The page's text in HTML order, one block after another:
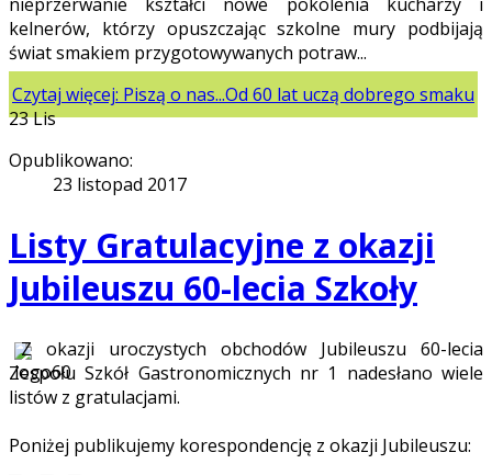
kelnerów, którzy opuszczając szkolne mury podbijają
świat smakiem przygotowywanych potraw...
Czytaj więcej: Piszą o nas...Od 60 lat uczą dobrego smaku
23Lis
Opublikowano:
23 listopad 2017
Listy Gratulacyjne z okazji
Jubileuszu 60-lecia Szkoły
Z okazji uroczystych obchodów Jubileuszu 60-lecia
Zespołu Szkół Gastronomicznych nr 1 nadesłano wiele
listów z gratulacjami.
Poniżej publikujemy korespondencję z okazji Jubileuszu: